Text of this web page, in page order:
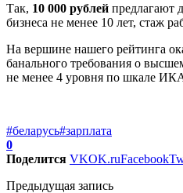
Так, 10 000 рублей предлагают
бизнеса не менее 10 лет, стаж
На вершине нашего рейтинга
банального требования о
не менее 4 уровня по шкале
#беларусь#зарплата
0
Поделится VKOK.ruFacebook
Предыдущая запись